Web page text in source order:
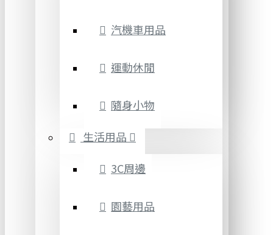
汽機車用品
運動休閒
隨身小物
生活用品
3C周邊
園藝用品